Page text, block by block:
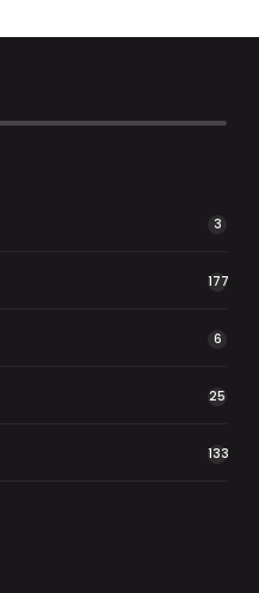
3
177
6
25
133